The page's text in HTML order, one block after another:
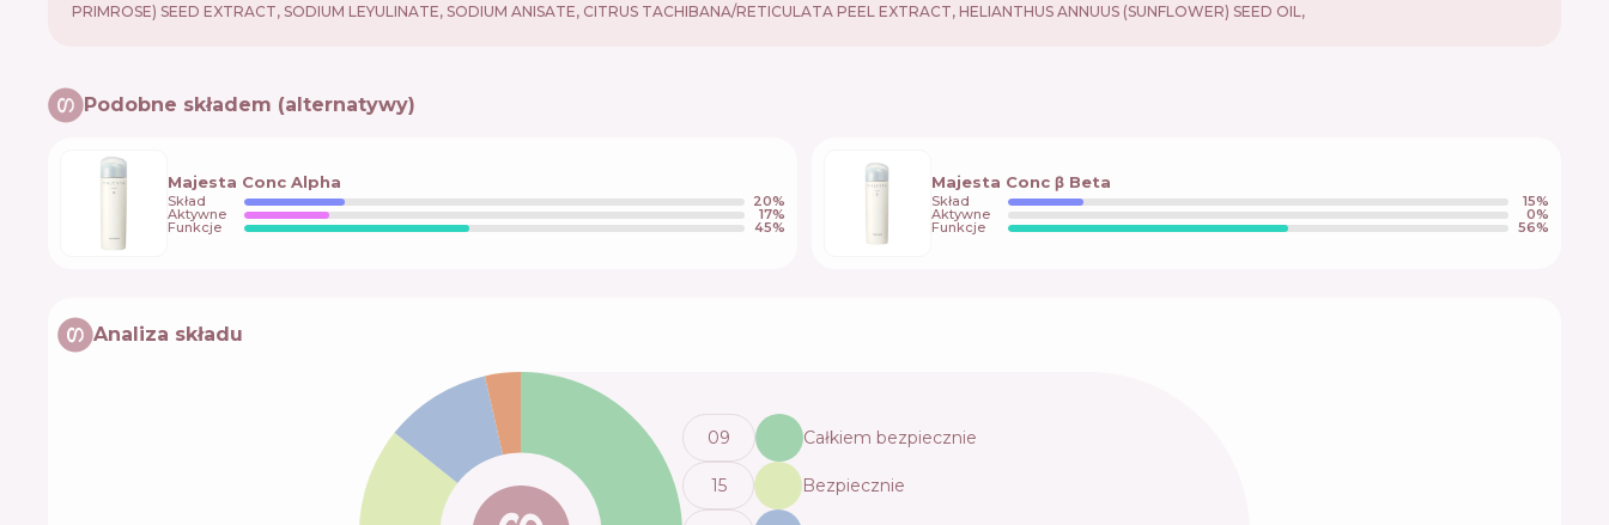
PRIMROSE) SEED EXTRACT, SODIUM LEYULINATE, SODIUM ANISATE, CITRUS TACHIBANA/RETICULATA PEEL EXTRACT, HELIANTHUS ANNUUS (SUNFLOWER) SEED OIL,
Podobne składem (alternatywy)
Majesta Conc Alpha
Skład 20%
Aktywne 17%
Funkcje 45%
Majesta Conc β Beta
Skład 15%
Aktywne 0%
Funkcje 56%
Analiza składu
09 Całkiem bezpiecznie
15 Bezpiecznie